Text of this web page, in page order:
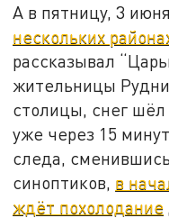
А в пятницу, 3
нескольких
рассказывал
жительницы
столицы, снег шёл
уже через 15
следа,
синоптиков, в
ждёт похолодание